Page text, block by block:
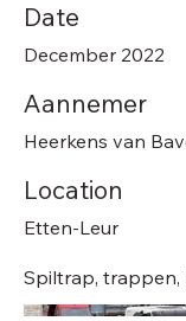
Date
December 2022
Aannemer
Heerkens van
Location
Etten-Leur
Spiltrap, trappen,